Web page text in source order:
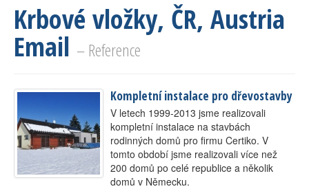
Služby
Reference
Certifikáty
Partneři
Krbové vložky, ČR, Austria
Email – Reference
Kompletní instalace pro dřevostavby
V letech 1999-2013 jsme realizovali
kompletní instalace na stavbách
rodinných domů pro firmu Certiko. V
tomto období jsme realizovali více než
200 domů po celé republice a několik
domů v Německu.